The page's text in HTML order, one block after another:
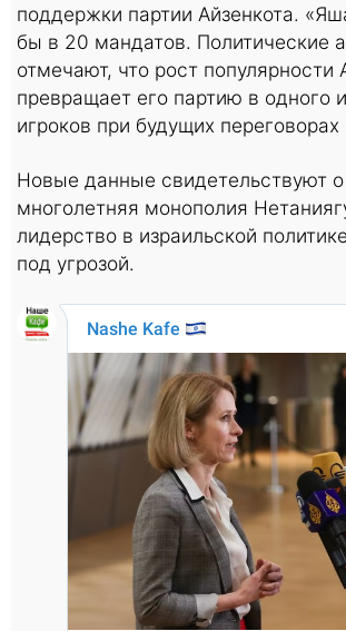
поддержки партии Айзенкота.
бы в 20 мандатов. Политические
отмечают, что рост популярности
превращает его партию в одного
игроков при будущих переговорах
Новые данные свидетельствуют
многолетняя монополия
лидерство в израильской
под угрозой.